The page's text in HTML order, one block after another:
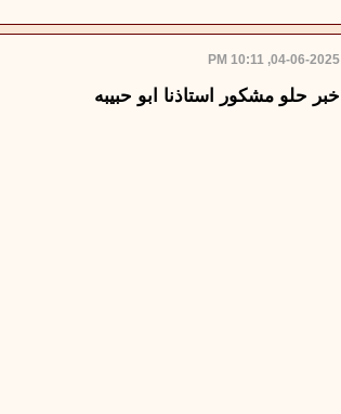
04-06-2025, 10:11 PM
خبر حلو مشكور استاذنا ابو حبيبه